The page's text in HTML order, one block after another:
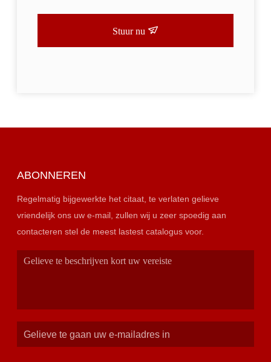
Stuur nu
ABONNEREN
Regelmatig bijgewerkte het citaat, te verlaten gelieve
vriendelijk ons uw e-mail, zullen wij u zeer spoedig aan
contacteren stel de meest lastest catalogus voor.